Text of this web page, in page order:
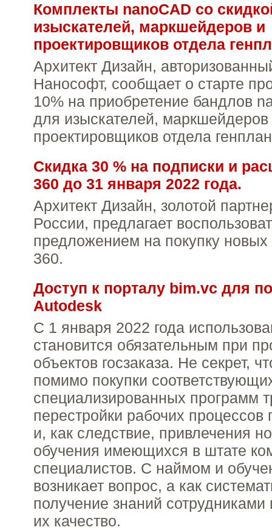
Комплекты nanoCAD со
изыскателей, маркшейдеров и
проектировщиков отдела
Архитект Дизайн,
Нанософт, сообщает о старте
10% на приобретение бандлов
для изыскателей, маркшейдеров
проектировщиков отдела
Скидка 30 % на подписки и
360 до 31 января 2022 года.
Архитект Дизайн, золотой
России, предлагает
предложением на покупку
360.
Доступ к порталу bim.vc для
Autodesk
С 1 января 2022 года
становится обязательным при
объектов госзаказа. Не секрет,
помимо покупки
специализированных программ
перестройки рабочих процессов
и, как следствие, привлечения
обучения имеющихся в штате
специалистов. С наймом и
возникает вопрос, а как
получение знаний сотрудниками
их качество.